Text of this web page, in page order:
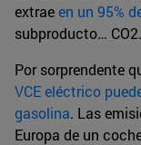
extraeen un 95%
subproducto… CO2.
Por sorprendente
VCE eléctrico
gasolina. Las
Europa de un